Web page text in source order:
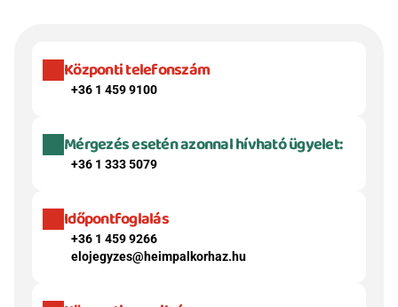
Központi telefonszám
+36 1 459 9100
Mérgezés esetén azonnal hívható ügyelet:
+36 1 333 5079
Időpontfoglalás
+36 1 459 9266
elojegyzes@heimpalkorhaz.hu